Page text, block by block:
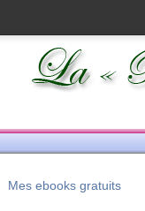
Mes ebooks gratuits